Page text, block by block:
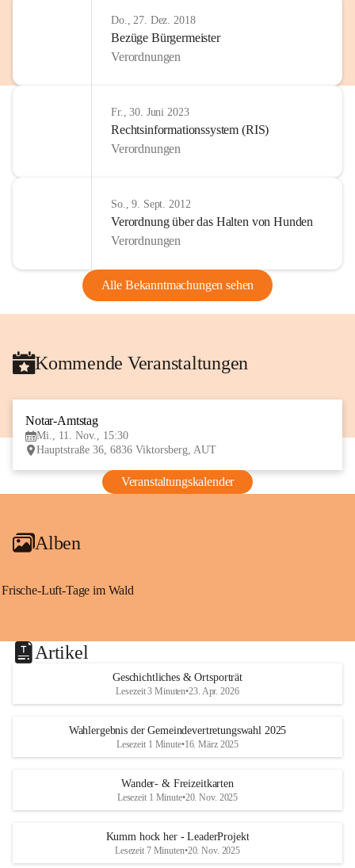
Do., 27. Dez. 2018
Bezüge Bürgermeister
Verordnungen
Fr., 30. Juni 2023
Rechtsinformationssystem (RIS)
Verordnungen
So., 9. Sept. 2012
Verordnung über das Halten von Hunden
Verordnungen
Alle Bekanntmachungen sehen
Kommende Veranstaltungen
Notar-Amtstag
Mi., 11. Nov., 15:30
Hauptstraße 36, 6836 Viktorsberg, AUT
Veranstaltungskalender
Alben
Frische-Luft-Tage im Wald
Artikel
Geschichtliches & Ortsporträt
Lesezeit 3 Minuten•23. Apr. 2026
Wahlergebnis der Gemeindevertretungswahl 2025
Lesezeit 1 Minute•16. März 2025
Wander- & Freizeitkarten
Lesezeit 1 Minute•20. Nov. 2025
Kumm hock her - LeaderProjekt
Lesezeit 7 Minuten•20. Nov. 2025